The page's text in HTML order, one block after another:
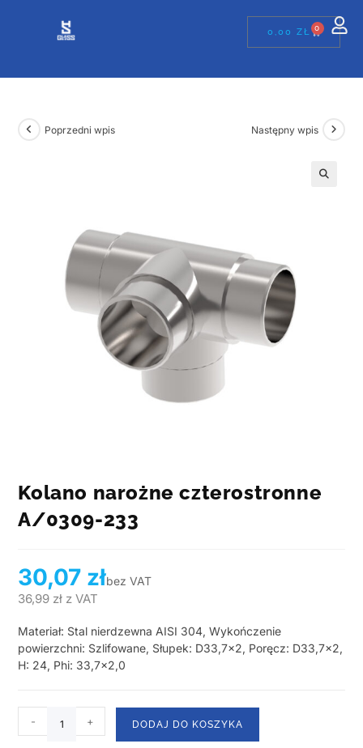
0,00ZŁ 0
Poprzedni wpis Następny wpis
Kolano narożne czterostronne
A/0309-233
30,07 złbez VAT
36,99 zł z VAT
Materiał: Stal nierdzewna AISI 304, Wykończenie
powierzchni: Szlifowane, Słupek: D33,7×2, Poręcz: D33,7×2,
H: 24, Phi: 33,7×2,0
- + DODAJ DO KOSZYKA